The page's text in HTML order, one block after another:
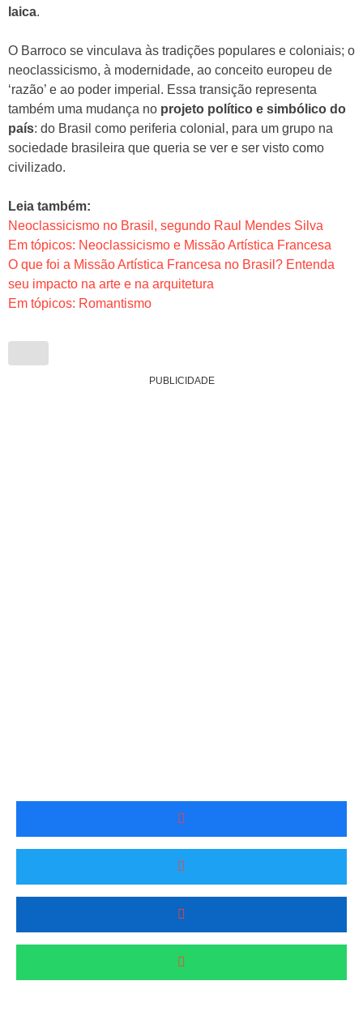
laica.
O Barroco se vinculava às tradições populares e coloniais; o
neoclassicismo, à modernidade, ao conceito europeu de
‘razão’ e ao poder imperial. Essa transição representa
também uma mudança no projeto político e simbólico do
país: do Brasil como periferia colonial, para um grupo na
sociedade brasileira que queria se ver e ser visto como
civilizado.
Leia também:
Neoclassicismo no Brasil, segundo Raul Mendes Silva
Em tópicos: Neoclassicismo e Missão Artística Francesa
O que foi a Missão Artística Francesa no Brasil? Entenda
seu impacto na arte e na arquitetura
Em tópicos: Romantismo
PUBLICIDADE